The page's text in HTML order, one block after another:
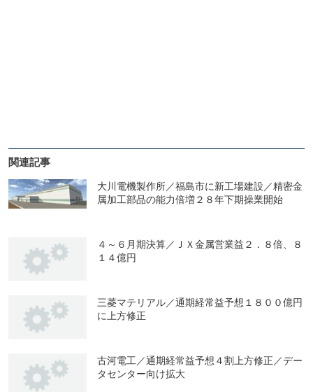
関連記事
大川電機製作所／福島市に新工場建設／精密金
属加工部品の能力倍増２８年下期操業開始
４～６月期決算／ＪＸ金属営業益２．８倍、８
１４億円
三菱マテリアル／通期経常益予想１８００億円
に上方修正
古河電工／通期経常益予想４割上方修正／デー
タセンター向け拡大